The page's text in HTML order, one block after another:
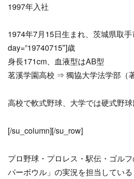
1997年入社
1974年7月15日生まれ、茨城県取
day=”19740715″]歳
身長171cm、血液型はAB型
茗溪学園高校 ⇒ 獨協大学法学部（
高校で軟式野球、大学では硬式野
[/su_column][/su_row]
プロ野球・プロレス・駅伝・ゴル
パーボウル」の実況を担当している